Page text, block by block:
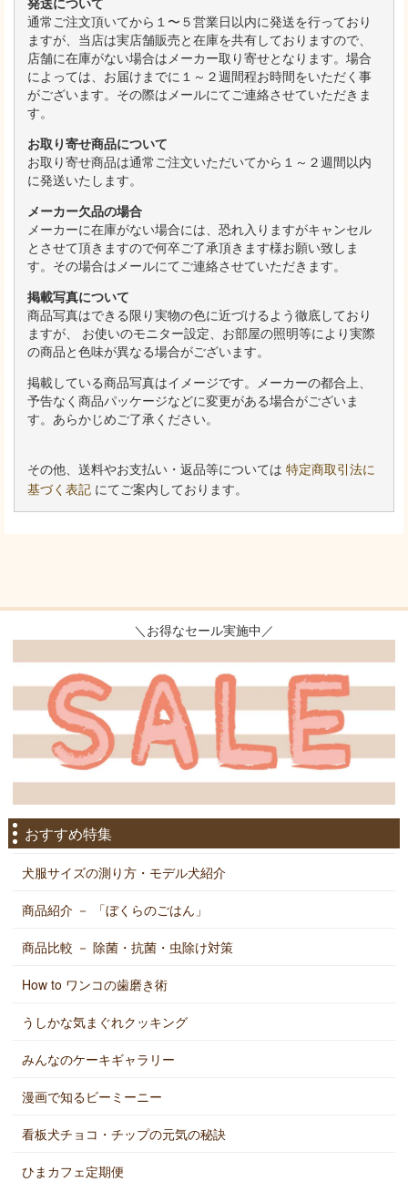
通常ご注文頂いてから１〜５営業日以内に発送を行っており
ますが、当店は実店舗販売と在庫を共有しておりますので、
店舗に在庫がない場合はメーカー取り寄せとなります。場合
によっては、お届けまでに１～２週間程お時間をいただく事
がございます。その際はメールにてご連絡させていただきま
す。
お取り寄せ商品について
お取り寄せ商品は通常ご注文いただいてから１～２週間以内
に発送いたします。
メーカー欠品の場合
メーカーに在庫がない場合には、恐れ入りますがキャンセル
とさせて頂きますので何卒ご了承頂きます様お願い致しま
す。その場合はメールにてご連絡させていただきます。
掲載写真について
商品写真はできる限り実物の色に近づけるよう徹底しており
ますが、 お使いのモニター設定、お部屋の照明等により実際
の商品と色味が異なる場合がございます。
掲載している商品写真はイメージです。メーカーの都合上、
予告なく商品パッケージなどに変更がある場合がございま
す。あらかじめご了承ください。
その他、送料やお支払い・返品等については 特定商取引法に
基づく表記 にてご案内しております。
＼お得なセール実施中／
おすすめ特集
犬服サイズの測り方・モデル犬紹介
商品紹介 － 「ぼくらのごはん」
商品比較 － 除菌・抗菌・虫除け対策
How to ワンコの歯磨き術
うしかな気まぐれクッキング
みんなのケーキギャラリー
漫画で知るビーミーニー
看板犬チョコ・チップの元気の秘訣
ひまカフェ定期便